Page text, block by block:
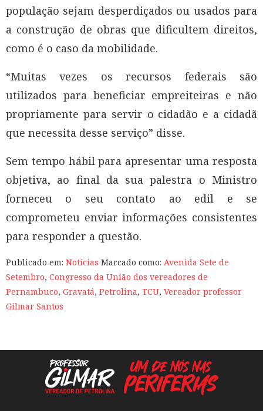
população sejam desperdiçados ou usados para
a construção de obras que dificultem direitos,
como é o caso da mobilidade.
“Muitas vezes os recursos federais são
utilizados para beneficiar empreiteiras e não
propriamente para servir o cidadão e a cidadã
que necessita desse serviço” disse.
Sem tempo hábil para apresentar uma resposta
objetiva, ao final da sua palestra o Ministro
forneceu o seu contato ao edil e se
comprometeu enviar informações consistentes
para responder a questão.
Publicado em: Notícias Marcado como: Avenida Sete de
Setembro, Congresso da União dos vereadores de
Pernambuco, Gravatá, Petrolina, TCU, Vereador professor
Gilmar Santos